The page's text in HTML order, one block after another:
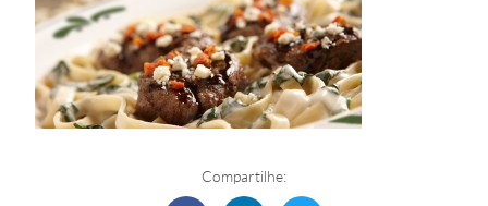
Compartilhe: